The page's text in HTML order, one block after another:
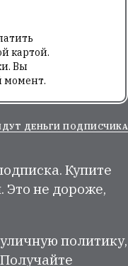
картой.
Вы
момент.
ДЕНЬГИ ПОДПИСЧИКА
Купите
Это не дороже,
политику,